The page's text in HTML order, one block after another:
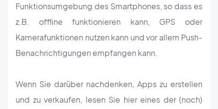
Funktionsumgebung des Smartphones, so dass es
z.B. offline funktionieren kann, GPS oder
Kamerafunktionen nutzen kann und vor allem Push-
Benachrichtigungen empfangen kann.
Wenn Sie darüber nachdenken, Apps zu erstellen
und zu verkaufen, lesen Sie hier eines der (noch)